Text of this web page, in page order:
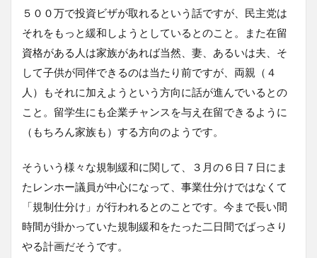
５００万で投資ビザが取れるという話ですが、民主党は
それをもっと緩和しようとしているとのこと。また在留
資格がある人は家族があれば当然、妻、あるいは夫、そ
して子供が同伴できるのは当たり前ですが、両親（４
人）もそれに加えようという方向に話が進んでいるとの
こと。留学生にも企業チャンスを与え在留できるように
（もちろん家族も）する方向のようです。
そういう様々な規制緩和に関して、３月の６日７日にま
たレンホー議員が中心になって、事業仕分けではなくて
「規制仕分け」が行われるとのことです。今まで長い間
時間が掛かっていた規制緩和をたった二日間でばっさり
やる計画だそうです。